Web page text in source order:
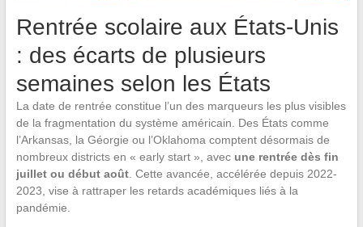
Rentrée scolaire aux États-Unis
: des écarts de plusieurs
semaines selon les États
La date de rentrée constitue l’un des marqueurs les plus visibles
de la fragmentation du système américain. Des États comme
l’Arkansas, la Géorgie ou l’Oklahoma comptent désormais de
nombreux districts en « early start », avec une rentrée dès fin
juillet ou début août. Cette avancée, accélérée depuis 2022-
2023, vise à rattraper les retards académiques liés à la
pandémie.